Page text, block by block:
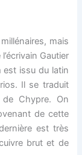
mais
Gautier
est issu du latin
. Il se traduit
Chypre. On
de cette
est très
brut et de